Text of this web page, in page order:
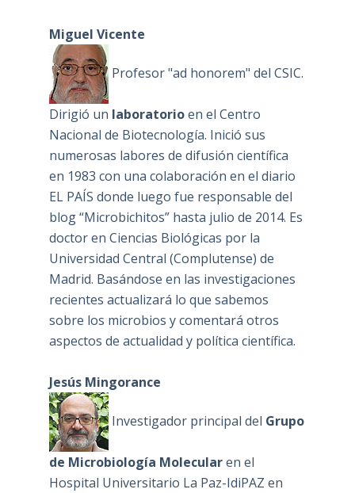
Miguel Vicente
Profesor "ad honorem" del CSIC.
Dirigió un laboratorioen el Centro
Nacional de Biotecnología. Inició sus
numerosas labores de difusión científica
en 1983 con una colaboración en el diario
EL PAÍS donde luego fue responsable del
blog “Microbichitos” hasta julio de 2014. Es
doctor en Ciencias Biológicas por la
Universidad Central (Complutense) de
Madrid. Basándose en las investigaciones
recientes actualizará lo que sabemos
sobre los microbios y comentará otros
aspectos de actualidad y política científica.
Jesús Mingorance
Investigador principal del Grupo
de Microbiología Molecularen el
Hospital Universitario La Paz-IdiPAZ en